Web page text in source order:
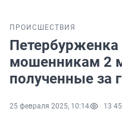
ПРОИСШЕСТВИЯ
Петербурженка
мошенникам 2
полученные за
25 февраля 2025, 10:14 13